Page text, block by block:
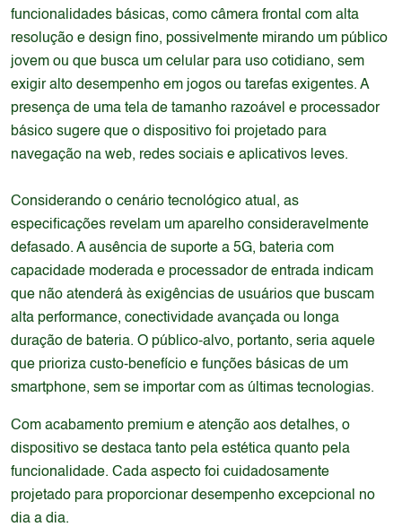
funcionalidades básicas, como câmera frontal com alta
resolução e design fino, possivelmente mirando um público
jovem ou que busca um celular para uso cotidiano, sem
exigir alto desempenho em jogos ou tarefas exigentes. A
presença de uma tela de tamanho razoável e processador
básico sugere que o dispositivo foi projetado para
navegação na web, redes sociais e aplicativos leves.
Considerando o cenário tecnológico atual, as
especificações revelam um aparelho consideravelmente
defasado. A ausência de suporte a 5G, bateria com
capacidade moderada e processador de entrada indicam
que não atenderá às exigências de usuários que buscam
alta performance, conectividade avançada ou longa
duração de bateria. O público-alvo, portanto, seria aquele
que prioriza custo-benefício e funções básicas de um
smartphone, sem se importar com as últimas tecnologias.
Com acabamento premium e atenção aos detalhes, o
dispositivo se destaca tanto pela estética quanto pela
funcionalidade. Cada aspecto foi cuidadosamente
projetado para proporcionar desempenho excepcional no
dia a dia.